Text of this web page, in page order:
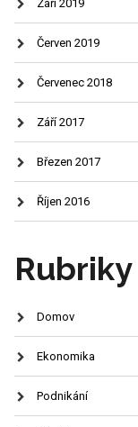
Září 2019
Červen 2019
Červenec 2018
Září 2017
Březen 2017
Říjen 2016
Rubriky
Domov
Ekonomika
Podnikání